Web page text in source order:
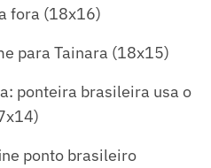
fora (18x16)
para Tainara (18x15)
ponteira brasileira usa o
ponto brasileiro